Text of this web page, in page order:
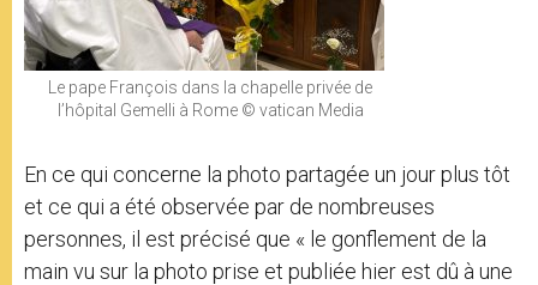
Le pape François dans la chapelle privée de
l’hôpital Gemelli à Rome © vatican Media
En ce qui concerne la photo partagée un jour plus tôt
et ce qui a été observée par de nombreuses
personnes, il est précisé que « le gonflement de la
main vu sur la photo prise et publiée hier est dû à une